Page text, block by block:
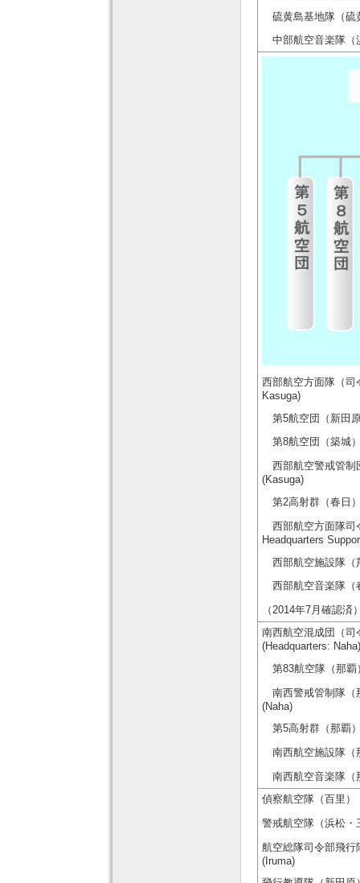
硫黄島基地隊（硫
中部航空音楽隊（
西部航空方面隊（
Kasuga)
第5航空団（新田
第8航空団（築城
西部航空警戒管制
(Kasuga)
第2高射群（春日
西部航空方面隊司
Headquarters
西部航空施設隊（
西部航空音楽隊（
（2014年7月確認済
南西航空混成団（
(Headquarters: Naha)
第83航空隊（那
南西警戒管制隊（
(Naha)
第5高射群（那覇
南西航空施設隊（
南西航空音楽隊（
偵察航空隊（百里
警戒航空隊（浜松
航空総隊司令部飛
(Iruma)